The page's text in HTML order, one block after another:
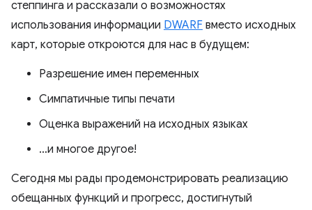
степпинга и рассказали о возможностях
использования информации DWARF вместо исходных
карт, которые откроются для нас в будущем:
Разрешение имен переменных
Симпатичные типы печати
Оценка выражений на исходных языках
…и многое другое!
Сегодня мы рады продемонстрировать реализацию
обещанных функций и прогресс, достигнутый